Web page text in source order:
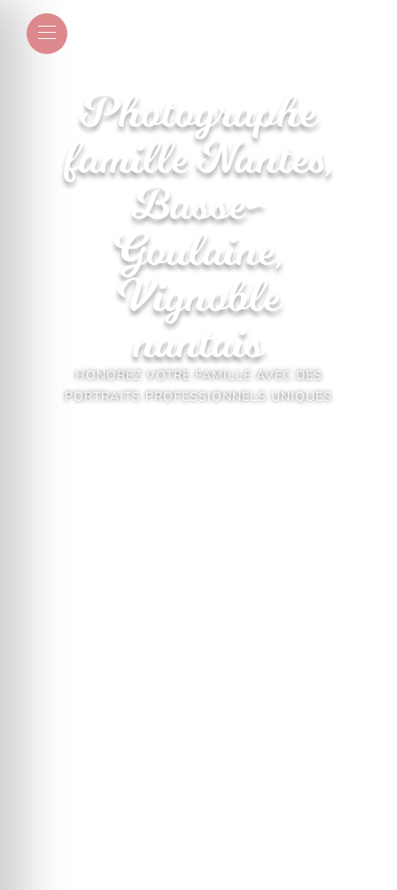
Photographe
famille Nantes,
Basse-
Goulaine,
Vignoble
nantais
HONOREZ VOTRE FAMILLE AVEC DES
PORTRAITS PROFESSIONNELS UNIQUES